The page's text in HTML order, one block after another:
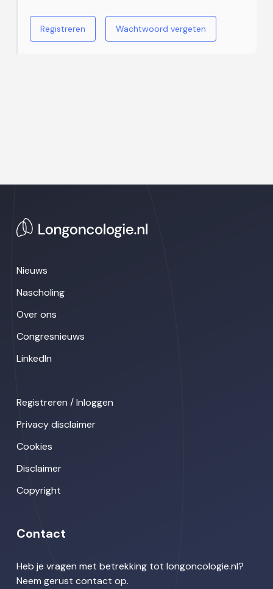
Registreren Wachtwoord vergeten
Nieuws
Nascholing
Over ons
Congresnieuws
LinkedIn
Registreren / Inloggen
Privacy disclaimer
Cookies
Disclaimer
Copyright
Contact
Heb je vragen met betrekking tot longoncologie.nl?
Neem gerust contact op.